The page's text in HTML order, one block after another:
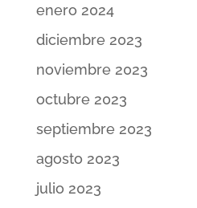
enero 2024
diciembre 2023
noviembre 2023
octubre 2023
septiembre 2023
agosto 2023
julio 2023